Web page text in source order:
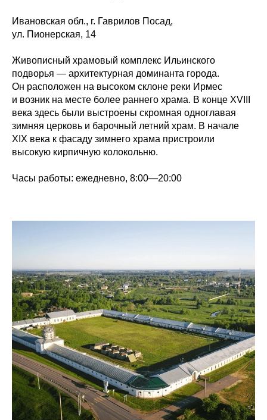
Ивановская обл., г. Гаврилов Посад,
ул. Пионерская, 14
Живописный храмовый комплекс Ильинского
подворья — архитектурная доминанта города.
Он расположен на высоком склоне реки Ирмес
и возник на месте более раннего храма. В конце XVIII
века здесь были выстроены скромная одноглавая
зимняя церковь и барочный летний храм. В начале
XIX века к фасаду зимнего храма пристроили
высокую кирпичную колокольню.
Часы работы: ежедневно, 8:00—20:00